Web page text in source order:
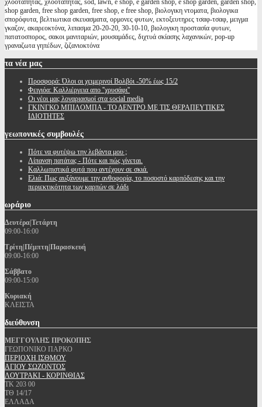
χλοοτάπητας, χλοοταπητας, sod, lawn, e shop, e garden shop, e shop garden, garden shop,
shop garden, free shop garden, free shop, e free shop, βιολογικη ντοματα, βιολογικα
σπορόφυτα, βελτιωτικα σκευασματα, ορμονες φυτων, εκτοξευτηρες τσαφ-τσαφ, μειγμα
γκαζον, ακαρεοκτόνα, λιπασμα 20-20-20, 30-10-10, βιολογικη προστασία φυτων,
πατατοσπορος, σακοι μανιταριών, μουσαμάδες, διχτυά σκίασης λαχανικών, pop-up
γραναζωτα γηπέδων, ζιζανιοκτόνα
τα νέα μας
Προσφορά: Όλοι οι χειμερινοί Βολβόι -50% έως 15/2
Φειγιόα: Καλλιέργεια απο ''χρυσάφι''
Oι νέοι μας λογαριασμοί στα social media
ΓΚΙΝΓΚΟ ΜΠΙΛΟΜΠΑ - ΤΟ ΔΕΝΤΡΟ ΜΕ ΤΙΣ ΘΕΡΑΠΕΥΤΙΚΕΣ
ΙΔΙΟΤΗΤΕΣ
γεωπονικές συμβουλές
Πότε να φυτέψω την λεβάντα μου ;
Λίπανση πατάτας - Πότε και πώς γίνεται.
Καλλωπιστικά φυτά που αντέχουν σε σκιά.
Ελιά: Πως αυξάνουμε την ανθοφορία, το ποσοστό καρπόδεσης και την
περιεκτικότητα των καρπών σε λάδι
ωράριο
Δευτέρα|Τετάρτη
09:00-16:00
Τρίτη|Πέμπτη|Παρασκευή
09:00-16:00
Σάββατο
09:00-15:00
Κυριακή
ΚΛΕΙΣΤΑ
διεύθυνση
ΜΕΓΓΟΥΛΗΣ ΠΡΟΚΟΠΗΣ
ΓΕΩΠΟΝΙΚΟ ΠΑΡΚΟ
ΠΕΡΙΟΧΗ ΙΣΘΜΟΥ
ΑΓΙΟΥ ΣΩΖΟΝΤΟΣ
ΛΟΥΤΡΑΚΙ - ΚΟΡΙΝΘΙΑΣ
ΤΚ 203 00
ΤΘ 14/17
ΕΛΛΑΔΑ